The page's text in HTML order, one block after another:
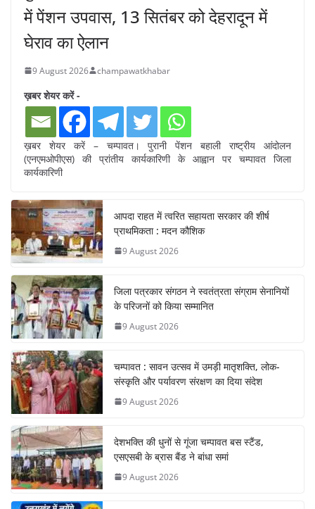
में पेंशन उपवास, 13 सितंबर को देहरादून में
घेराव का ऐलान
9 August 2026 champawatkhabar
ख़बर शेयर करें -
ख़बर शेयर करें – चम्पावत। पुरानी पेंशन बहाली राष्ट्रीय आंदोलन
(एनएमओपीएस) की प्रांतीय कार्यकारिणी के आह्वान पर चम्पावत जिला
कार्यकारिणी
आपदा राहत में त्वरित सहायता सरकार की शीर्ष
प्राथमिकता : मदन कौशिक
9 August 2026
जिला पत्रकार संगठन ने स्वतंत्रता संग्राम सेनानियों
के परिजनों को किया सम्मानित
9 August 2026
चम्पावत : सावन उत्सव में उमड़ी मातृशक्ति, लोक-
संस्कृति और पर्यावरण संरक्षण का दिया संदेश
9 August 2026
देशभक्ति की धुनों से गूंजा चम्पावत बस स्टैंड,
एसएसबी के ब्रास बैंड ने बांधा समां
9 August 2026